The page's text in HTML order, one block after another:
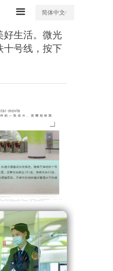
끀 ꀅ
简体中文
好生活。微光
十号线，按下